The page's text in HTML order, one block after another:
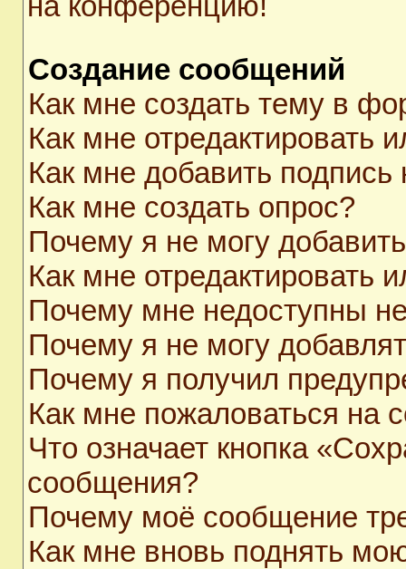
Создание сообщений
Как мне создать тему в
Как мне отредактировать
Как мне добавить
Как мне создать опрос?
Почему я не могу
Как мне отредактировать
Почему мне недоступны
Почему я не могу
Почему я получил
Как мне пожаловаться на
Что означает кнопка
сообщения?
Почему моё сообщение
Как мне вновь поднять